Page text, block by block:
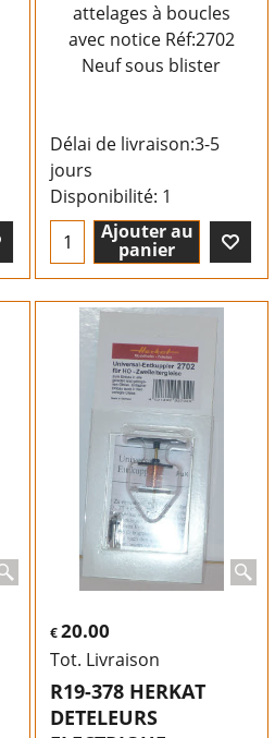
attelages à boucles
avec notice Réf:2702
Neuf sous blister
Délai de livraison:3-5
jours
Disponibilité: 1
Ajouter au
panier
€20.00
Tot. Livraison
R19-378 HERKAT
DETELEURS